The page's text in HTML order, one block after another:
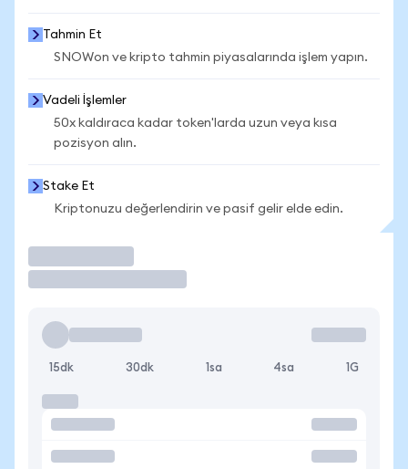
Tahmin Et
SNOWon ve kripto tahmin piyasalarında işlem yapın.
Vadeli İşlemler
50x kaldıraca kadar token'larda uzun veya kısa
pozisyon alın.
Stake Et
Kriptonuzu değerlendirin ve pasif gelir elde edin.
15dk 30dk 1sa 4sa 1G